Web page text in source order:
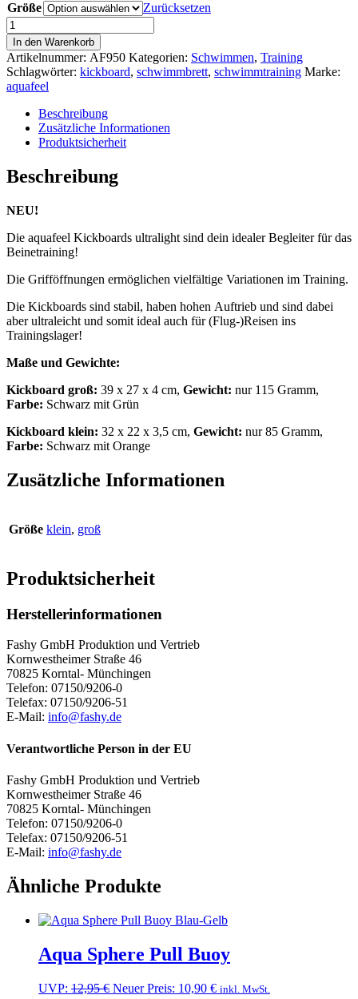
Größe
Zurücksetzen
aquafeel
Kickboard
ultralight
Menge
In den Warenkorb
Artikelnummer: AF950 Kategorien: Schwimmen, Training
Schlagwörter: kickboard, schwimmbrett, schwimmtraining Marke:
aquafeel
Beschreibung
Zusätzliche Informationen
Produktsicherheit
Beschreibung
NEU!
Die aquafeel Kickboards ultralight sind dein idealer Begleiter für das
Beinetraining!
Die Grifföffnungen ermöglichen vielfältige Variationen im Training.
Die Kickboards sind stabil, haben hohen Auftrieb und sind dabei
aber ultraleicht und somit ideal auch für (Flug-)Reisen ins
Trainingslager!
Maße und Gewichte:
Kickboard groß: 39 x 27 x 4 cm, Gewicht: nur 115 Gramm,
Farbe: Schwarz mit Grün
Kickboard klein: 32 x 22 x 3,5 cm, Gewicht: nur 85 Gramm,
Farbe: Schwarz mit Orange
Zusätzliche Informationen
Größe klein, groß
Produktsicherheit
Herstellerinformationen
Fashy GmbH Produktion und Vertrieb
Kornwestheimer Straße 46
70825 Korntal- Münchingen
Telefon: 07150/9206-0
Telefax: 07150/9206-51
E-Mail: info@fashy.de
Verantwortliche Person in der EU
Fashy GmbH Produktion und Vertrieb
Kornwestheimer Straße 46
70825 Korntal- Münchingen
Telefon: 07150/9206-0
Telefax: 07150/9206-51
E-Mail: info@fashy.de
Ähnliche Produkte
Aqua Sphere Pull Buoy
UVP: 12,95€ Ursprünglicher
Neuer Preis: 10,90 €Aktueller
inkl. MwSt.